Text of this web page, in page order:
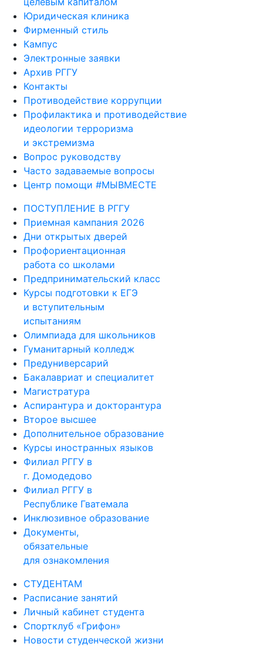
Юридическая клиника
Фирменный стиль
Кампус
Электронные заявки
Архив РГГУ
Контакты
Противодействие коррупции
Профилактика и противодействие
идеологии терроризма
и экстремизма
Вопрос руководству
Часто задаваемые вопросы
Центр помощи #МЫВМЕСТЕ
ПОСТУПЛЕНИЕ В РГГУ
Приемная кампания 2026
Дни открытых дверей
Профориентационная
работа со школами
Предпринимательский класс
Курсы подготовки к ЕГЭ
и вступительным
испытаниям
Олимпиада для школьников
Гуманитарный колледж
Предуниверсарий
Бакалавриат и специалитет
Магистратура
Аспирантура и докторантура
Второе высшее
Дополнительное образование
Курсы иностранных языков
Филиал РГГУ в
г. Домодедово
Филиал РГГУ в
Республике Гватемала
Инклюзивное образование
Документы,
обязательные
для ознакомления
СТУДЕНТАМ
Расписание занятий
Личный кабинет студента
Спортклуб «Грифон»
Новости студенческой жизни